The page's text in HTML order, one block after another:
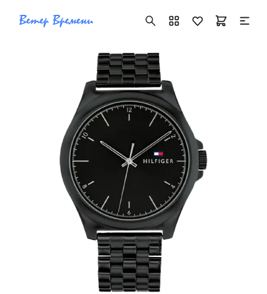
+7 ( 705 ) 181-42-50
info@vetervremeni.kz
Авторизация
Каталог
Мужские часы
Женские часы
Скидки